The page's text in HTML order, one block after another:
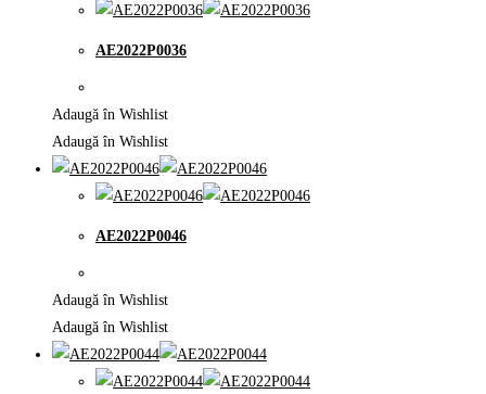
AE2022P0036
Adaugă în Wishlist
Adaugă în Wishlist
AE2022P0046
Adaugă în Wishlist
Adaugă în Wishlist